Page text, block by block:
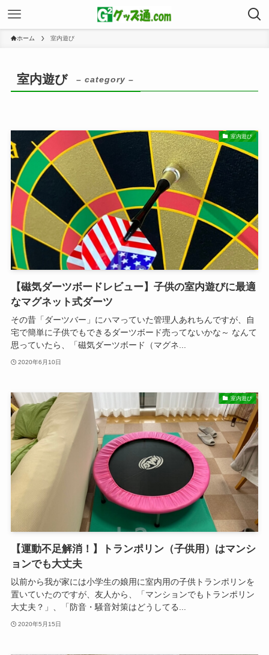
ホーム 室内遊び
室内遊び – category –
室内遊び
【磁気ダーツボードレビュー】子供の室内遊びに最適
なマグネット式ダーツ
その昔「ダーツバー」にハマっていた管理人あれちんですが、自
宅で簡単に子供でもできるダーツボード売ってないかな～ なんて
思っていたら、「磁気ダーツボード（マグネ...
2020年6月10日
室内遊び
【運動不足解消！】トランポリン（子供用）はマンシ
ョンでも大丈夫
以前から我が家には小学生の娘用に室内用の子供トランポリンを
置いていたのですが、友人から、「マンションでもトランポリン
大丈夫？」、「防音・騒音対策はどうしてる...
2020年5月15日